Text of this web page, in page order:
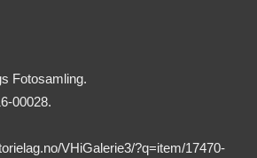
Fotosamling.
00028.
VHiGalerie3/?q=item/17470-